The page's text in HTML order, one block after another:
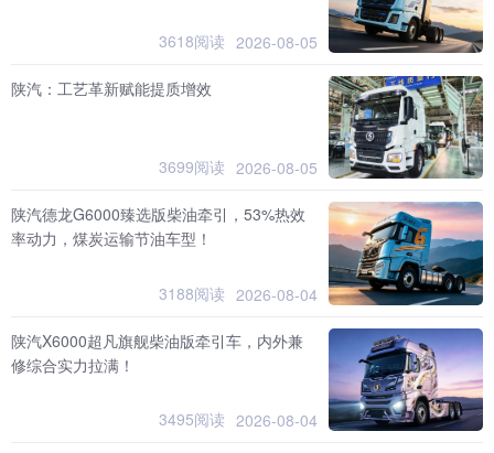
3618阅读 2026-08-05
陕汽：工艺革新赋能提质增效
3699阅读 2026-08-05
陕汽德龙G6000臻选版柴油牵引，53%热效
率动力，煤炭运输节油车型！
3188阅读 2026-08-04
陕汽X6000超凡旗舰柴油版牵引车，内外兼
修综合实力拉满！
3495阅读 2026-08-04